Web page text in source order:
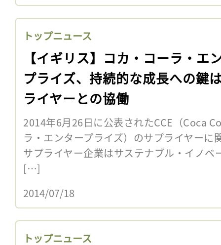
トップニュース
【イギリス】コカ・コーラ・エ
プライズ、持続的な成長への鍵
ライヤーとの協働
2014年6月26日に公表されたCCE（Coca
ラ・エンタープライズ）のサプライヤーに
サプライヤー企業はサステナブル・イノベ
[…]
2014/07/18
トップニュース